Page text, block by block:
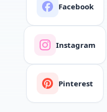
Facebook
Instagram
Pinterest